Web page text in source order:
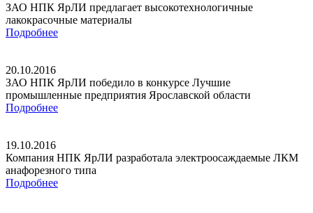
ЗАО НПК ЯрЛИ предлагает высокотехнологичные
лакокрасочные материалы
Подробнее
20.10.2016
ЗАО НПК ЯрЛИ победило в конкурсе Лучшие
промышленные предприятия Ярославской области
Подробнее
19.10.2016
Компания НПК ЯрЛИ разработала электроосаждаемые ЛКМ
анафорезного типа
Подробнее